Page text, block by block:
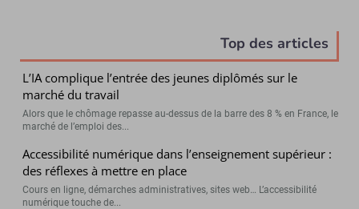
Top des articles
L’IA complique l’entrée des jeunes diplômés sur le
marché du travail
Alors que le chômage repasse au-dessus de la barre des 8 % en France, le
marché de l’emploi des...
Accessibilité numérique dans l’enseignement supérieur :
des réflexes à mettre en place
Cours en ligne, démarches administratives, sites web… L’accessibilité
numérique touche de...